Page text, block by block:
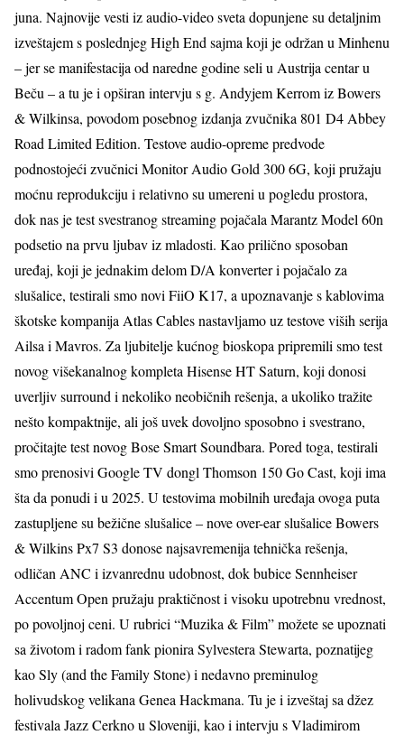
juna. Najnovije vesti iz audio-video sveta dopunjene su detaljnim
izveštajem s poslednjeg High End sajma koji je održan u Minhenu
– jer se manifestacija od naredne godine seli u Austrija centar u
Beču – a tu je i opširan intervju s g. Andyjem Kerrom iz Bowers
& Wilkinsa, povodom posebnog izdanja zvučnika 801 D4 Abbey
Road Limited Edition. Testove audio-opreme predvode
podnostojeći zvučnici Monitor Audio Gold 300 6G, koji pružaju
moćnu reprodukciju i relativno su umereni u pogledu prostora,
dok nas je test svestranog streaming pojačala Marantz Model 60n
podsetio na prvu ljubav iz mladosti. Kao prilično sposoban
uređaj, koji je jednakim delom D/A konverter i pojačalo za
slušalice, testirali smo novi FiiO K17, a upoznavanje s kablovima
škotske kompanija Atlas Cables nastavljamo uz testove viših serija
Ailsa i Mavros. Za ljubitelje kućnog bioskopa pripremili smo test
novog višekanalnog kompleta Hisense HT Saturn, koji donosi
uverljiv surround i nekoliko neobičnih rešenja, a ukoliko tražite
nešto kompaktnije, ali još uvek dovoljno sposobno i svestrano,
pročitajte test novog Bose Smart Soundbara. Pored toga, testirali
smo prenosivi Google TV dongl Thomson 150 Go Cast, koji ima
šta da ponudi i u 2025. U testovima mobilnih uređaja ovoga puta
zastupljene su bežične slušalice – nove over-ear slušalice Bowers
& Wilkins Px7 S3 donose najsavremenija tehnička rešenja,
odličan ANC i izvanrednu udobnost, dok bubice Sennheiser
Accentum Open pružaju praktičnost i visoku upotrebnu vrednost,
po povoljnoj ceni. U rubrici “Muzika & Film” možete se upoznati
sa životom i radom fank pionira Sylvestera Stewarta, poznatijeg
kao Sly (and the Family Stone) i nedavno preminulog
holivudskog velikana Genea Hackmana. Tu je i izveštaj sa džez
festivala Jazz Cerkno u Sloveniji, kao i intervju s Vladimirom